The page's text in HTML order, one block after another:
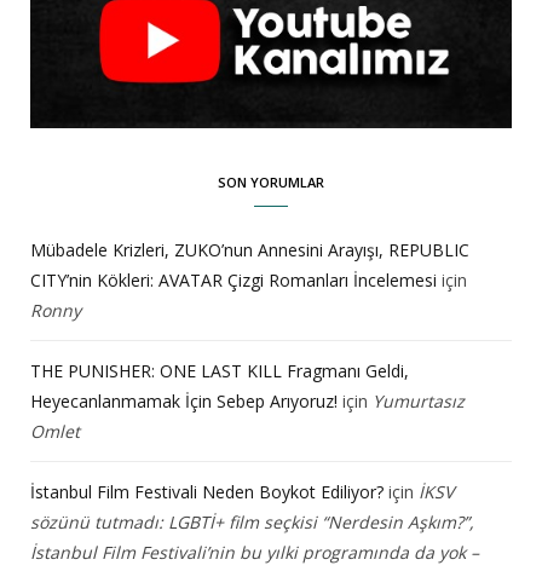
SON YORUMLAR
Mübadele Krizleri, ZUKO’nun Annesini Arayışı, REPUBLIC
CITY’nin Kökleri: AVATAR Çizgi Romanları İncelemesi için
Ronny
THE PUNISHER: ONE LAST KILL Fragmanı Geldi,
Heyecanlanmamak İçin Sebep Arıyoruz! için Yumurtasız
Omlet
İstanbul Film Festivali Neden Boykot Ediliyor? için İKSV
sözünü tutmadı: LGBTİ+ film seçkisi “Nerdesin Aşkım?”,
İstanbul Film Festivali’nin bu yılki programında da yok –